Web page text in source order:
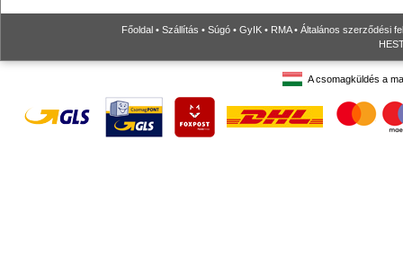
Főoldal • Szállítás • Súgó • GyIK • RMA• Általános szerződési
A csomagküldés a